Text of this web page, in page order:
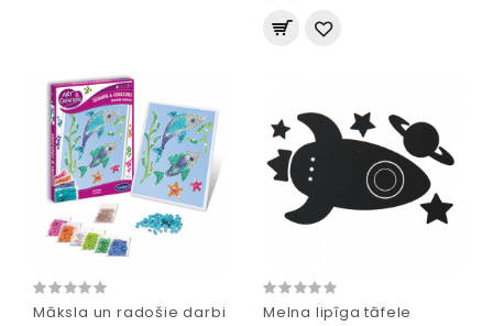
Māksla un radošie darbi
Melna lipīga tāfele